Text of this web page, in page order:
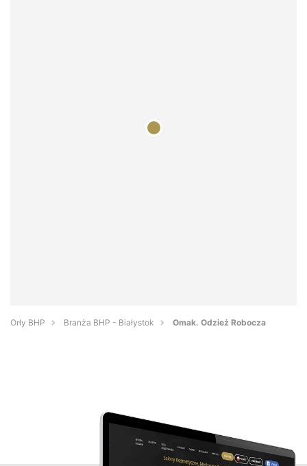
Orły BHP Branża BHP - Białystok Omak. Odzież Robocza